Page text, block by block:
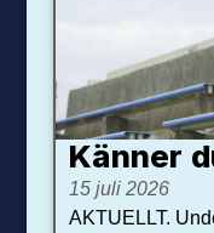
Känner
15 juli 2026
AKTUELLT.